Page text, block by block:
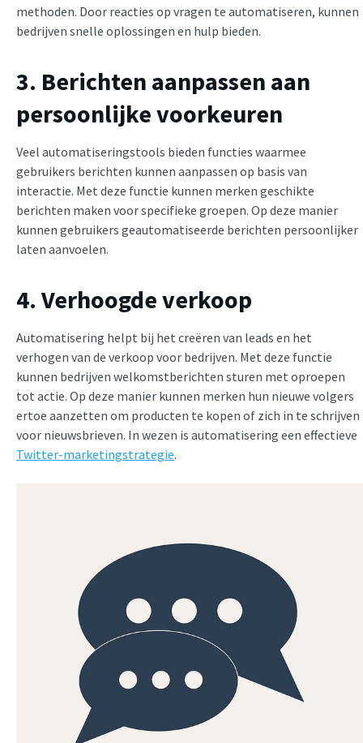
methoden. Door reacties op vragen te automatiseren, kunnen
bedrijven snelle oplossingen en hulp bieden.
3. Berichten aanpassen aan
persoonlijke voorkeuren
Veel automatiseringstools bieden functies waarmee
gebruikers berichten kunnen aanpassen op basis van
interactie. Met deze functie kunnen merken geschikte
berichten maken voor specifieke groepen. Op deze manier
kunnen gebruikers geautomatiseerde berichten persoonlijker
laten aanvoelen.
4. Verhoogde verkoop
Automatisering helpt bij het creëren van leads en het
verhogen van de verkoop voor bedrijven. Met deze functie
kunnen bedrijven welkomstberichten sturen met oproepen
tot actie. Op deze manier kunnen merken hun nieuwe volgers
ertoe aanzetten om producten te kopen of zich in te schrijven
voor nieuwsbrieven. In wezen is automatisering een effectieve
Twitter-marketingstrategie.